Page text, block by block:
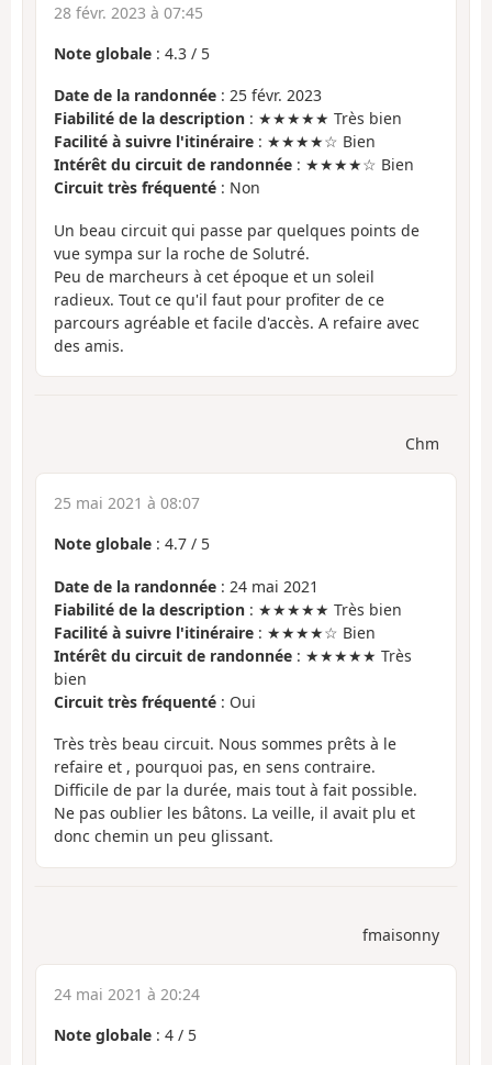
28 févr. 2023 à 07:45
Note globale : 4.3 / 5
Date de la randonnée : 25 févr. 2023
Fiabilité de la description : ★★★★★ Très bien
Facilité à suivre l'itinéraire : ★★★★☆ Bien
Intérêt du circuit de randonnée : ★★★★☆ Bien
Circuit très fréquenté : Non
Un beau circuit qui passe par quelques points de
vue sympa sur la roche de Solutré.
Peu de marcheurs à cet époque et un soleil
radieux. Tout ce qu'il faut pour profiter de ce
parcours agréable et facile d'accès. A refaire avec
des amis.
Chm
25 mai 2021 à 08:07
Note globale : 4.7 / 5
Date de la randonnée : 24 mai 2021
Fiabilité de la description : ★★★★★ Très bien
Facilité à suivre l'itinéraire : ★★★★☆ Bien
Intérêt du circuit de randonnée : ★★★★★ Très
bien
Circuit très fréquenté : Oui
Très très beau circuit. Nous sommes prêts à le
refaire et , pourquoi pas, en sens contraire.
Difficile de par la durée, mais tout à fait possible.
Ne pas oublier les bâtons. La veille, il avait plu et
donc chemin un peu glissant.
fmaisonny
24 mai 2021 à 20:24
Note globale : 4 / 5